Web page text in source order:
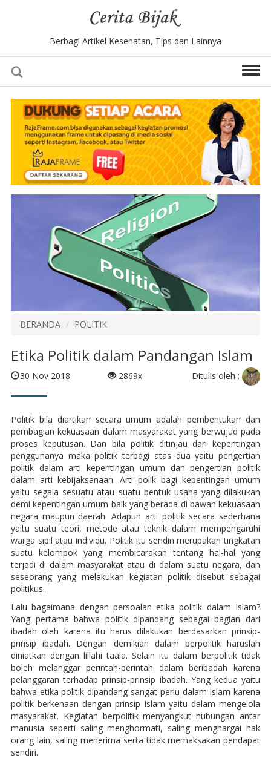
Berbagi Artikel Kesehatan, Tips dan Lainnya
BERANDA POLITIK
Etika Politik dalam Pandangan Islam
30 Nov 2018 2869x Ditulis oleh :
Politik bila diartikan secara umum adalah pembentukan dan
pembagian kekuasaan dalam masyarakat yang berwujud pada
proses keputusan. Dan bila politik ditinjau dari kepentingan
penggunanya maka politik terbagi atas dua yaitu pengertian
politik dalam arti kepentingan umum dan pengertian politik
dalam arti kebijaksanaan. Arti polik bagi kepentingan umum
yaitu segala sesuatu atau suatu bentuk usaha yang dilakukan
demi kepentingan umum baik yang berada di bawah kekuasaan
negara maupun daerah. Adapun arti politik secara sederhana
yaitu suatu teori, metode atau teknik dalam mempengaruhi
warga sipil atau individu. Politik itu sendiri merupakan tingkatan
suatu kelompok yang membicarakan tentang hal-hal yang
terjadi di dalam masyarakat atau di dalam suatu negara, dan
seseorang yang melakukan kegiatan politik disebut sebagai
politikus.
Lalu bagaimana dengan persoalan etika politik dalam Islam?
Yang pertama bahwa politik dipandang sebagai bagian dari
ibadah oleh karena itu harus dilakukan berdasarkan prinsip-
prinsip ibadah. Dengan demikian dalam berpolitik haruslah
diniatkan dengan lillahi taala. Selain itu dalam berpolitik tidak
boleh melanggar perintah-perintah dalam beribadah karena
pelanggaran terhadap prinsip-prinsip ibadah. Yang kedua yaitu
bahwa etika politik dipandang sangat perlu dalam Islam karena
politik berkenaan dengan prinsip Islam yaitu dalam mengelola
masyarakat. Kegiatan berpolitik menyangkut hubungan antar
manusia seperti saling menghormati, saling menghargai hak
orang lain, saling menerima serta tidak memaksakan pendapat
sendiri.